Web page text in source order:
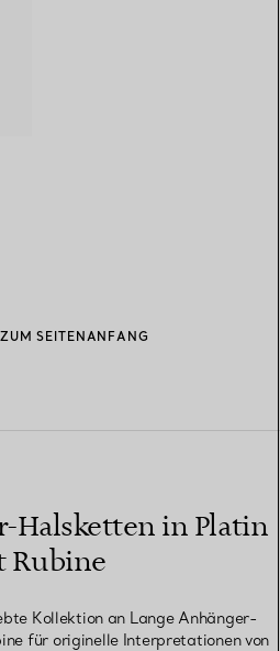
SEITENANFANG
Halsketten in Platin
Rubine
Kollektion an Lange Anhänger-
für originelle Interpretationen von